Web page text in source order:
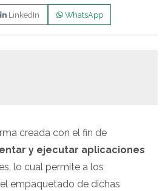
LinkedIn WhatsApp
creada con el fin de
y ejecutar aplicaciones
lo cual permite a los
empaquetado de dichas